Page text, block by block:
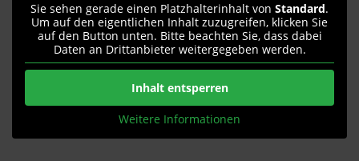
Sie sehen gerade einen Platzhalterinhalt von Standard.
Um auf den eigentlichen Inhalt zuzugreifen, klicken Sie
auf den Button unten. Bitte beachten Sie, dass dabei
Daten an Drittanbieter weitergegeben werden.
Inhalt entsperren
Weitere Informationen